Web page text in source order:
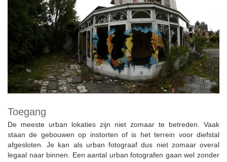
Toegang
De meeste urban lokaties zijn niet zomaar te betreden. Vaak
staan de gebouwen op instorten of is het terrein voor diefstal
afgesloten. Je kan als urban fotograaf dus niet zomaar overal
legaal naar binnen. Een aantal urban fotografen gaan wel zonder